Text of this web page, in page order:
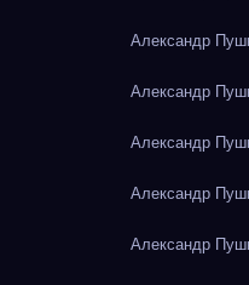
Александр
Александр
Александр
Александр
Александр